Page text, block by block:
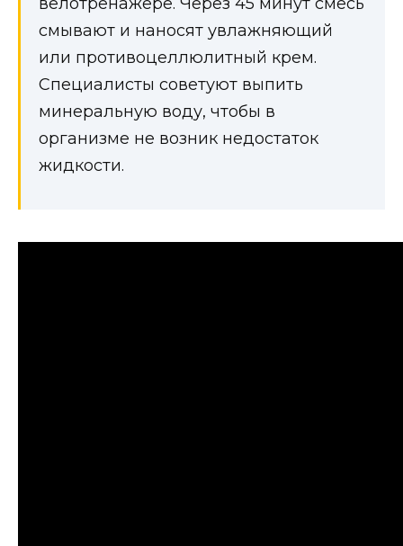
смывают и наносят увлажняющий
или противоцеллюлитный крем.
Специалисты советуют выпить
минеральную воду, чтобы в
организме не возник недостаток
жидкости.